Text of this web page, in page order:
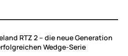
RTZ 2 – die neue Generation
Wedge-Serie